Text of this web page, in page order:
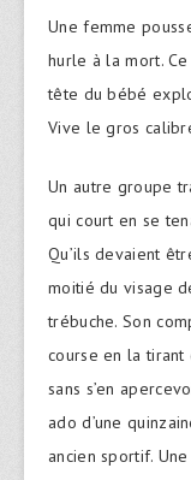
Une femme
hurle à la mort.
tête du bébé
Vive le gros
Un autre groupe
qui court en se
Qu’ils devaient
moitié du visage
trébuche. Son
course en la
sans s’en
ado d’une
ancien sportif.